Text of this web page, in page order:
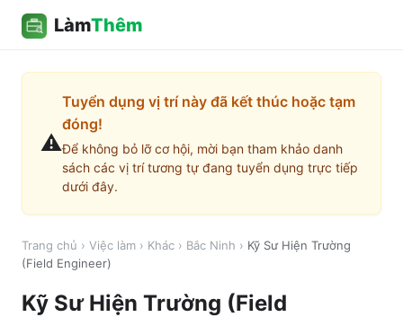
LàmThêm
⚠️
Tuyển dụng vị trí này đã kết thúc hoặc tạm
đóng!
Để không bỏ lỡ cơ hội, mời bạn tham khảo danh
sách các vị trí tương tự đang tuyển dụng trực tiếp
dưới đây.
Trang chủ › Việc làm › Khác › Bắc Ninh › Kỹ Sư Hiện Trường
(Field Engineer)
Kỹ Sư Hiện Trường (Field